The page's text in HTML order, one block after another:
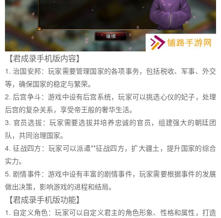
【君成录手机版内容】
1. 治国安邦：玩家需要管理国家的各项事务，包括税收、军事、外交
等，确保国家的稳定与繁荣。
2. 后宫争斗：游戏中设有后宫系统，玩家可以挑选心仪的妃子，处理
后宫的复杂关系，享受帝王般的奢华生活。
3. 官员选拔：玩家需要选拔并培养忠诚的官员，组建强大的朝廷团
队，共同治理国家。
4. 征战四方：玩家可以派遣**征战四方，扩大疆土，提升国家的综合
实力。
5. 剧情事件：游戏中设有丰富的剧情事件，玩家需要根据事件的发展
做出决策，影响游戏的进程和结局。
【君成录手机版功能】
1. 自定义角色：玩家可以自定义君主的角色形象、性格和属性，打造